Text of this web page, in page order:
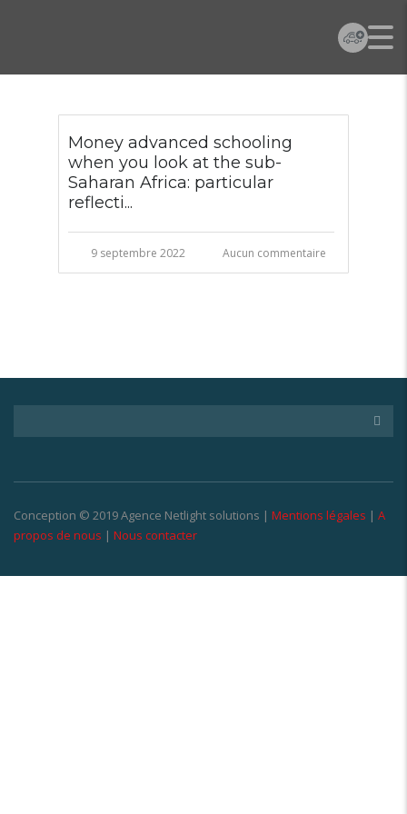
Money advanced schooling
when you look at the sub-
Saharan Africa: particular
reflecti...
9 septembre 2022 Aucun commentaire
Conception © 2019 Agence Netlight solutions | Mentions légales | A
propos de nous | Nous contacter